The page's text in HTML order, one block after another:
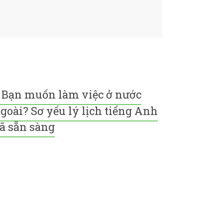
Bạn muốn làm việc ở nước
Sơ yếu lý lịch tiếng Anh
sẵn sàng